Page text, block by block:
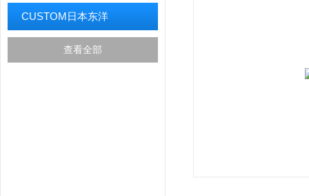
CUSTOM日本东洋
查看全部